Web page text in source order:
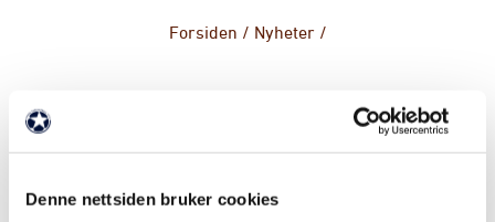
Denne nettsiden bruker cookies
Forsiden / Nyheter /
servicesenter med base i Tønsberg. Med årevis av